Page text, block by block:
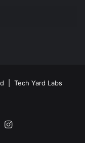
| Tech Yard Labs
Instagram